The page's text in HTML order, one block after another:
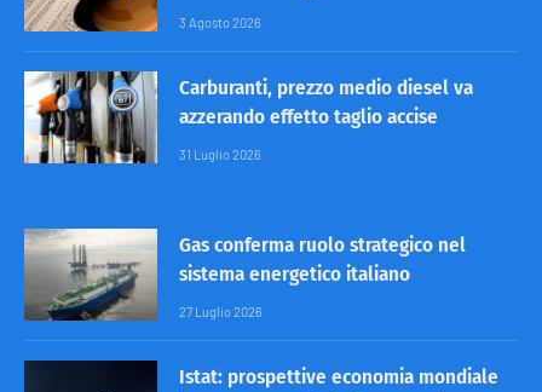
3 Agosto 2026
Carburanti, prezzo medio diesel va
azzerando effetto taglio accise
31 Luglio 2026
Gas conferma ruolo strategico nel
sistema energetico italiano
27 Luglio 2026
Istat: prospettive economia mondiale